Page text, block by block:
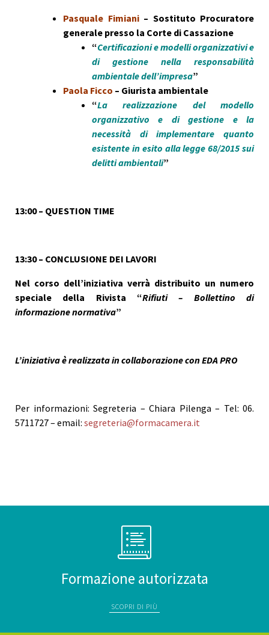
Pasquale Fimiani– Sostituto Procuratore
generale presso la Corte di Cassazione
“Certificazioni e modelli organizzativi e
di gestione nella responsabilità
ambientale dell’impresa”
Paola Ficco – Giurista ambientale
“La realizzazione del modello
organizzativo e di gestione e la
necessità di implementare quanto
esistente in esito alla legge 68/2015 sui
delitti ambientali”
13:00 – QUESTION TIME
13:30 – CONCLUSIONE DEI LAVORI
Nel corso dell’iniziativa verrà distribuito un numero
speciale della Rivista “Rifiuti – Bollettino di
informazione normativa”
L’iniziativa è realizzata in collaborazione con EDA PRO
Per informazioni: Segreteria – Chiara Pilenga – Tel: 06.
5711727 – email: segreteria@formacamera.it
Formazione autorizzata
SCOPRI DI PIÙ